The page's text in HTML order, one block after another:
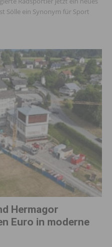
Sölle ein Synonym für Sport
Hermagor
Euro in moderne